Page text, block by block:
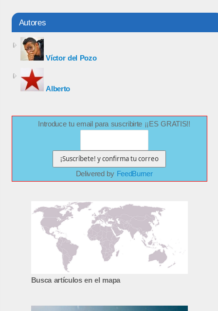
Autores
Víctor del Pozo
Alberto
Introduce tu email para suscribirte ¡¡ES GRATIS!!
Delivered by FeedBurner
Busca artículos en el mapa